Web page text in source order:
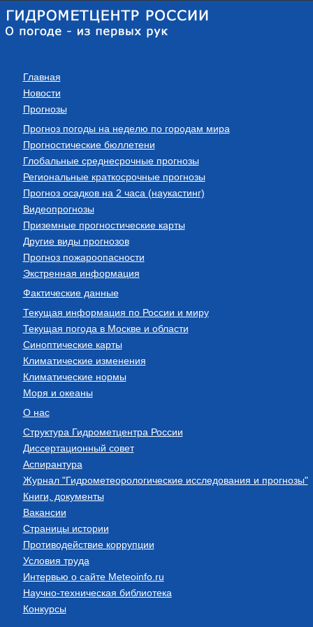
Главная
Новости
Прогнозы
Прогноз погоды на неделю по городам мира
Прогностические бюллетени
Глобальные среднесрочные прогнозы
Региональные краткосрочные прогнозы
Прогноз осадков на 2 часа (наукастинг)
Видеопрогнозы
Приземные прогностические карты
Другие виды прогнозов
Прогноз пожароопасности
Экстренная информация
Фактические данные
Текущая информация по России и миру
Текущая погода в Москве и области
Синоптические карты
Климатические изменения
Климатические нормы
Моря и океаны
О нас
Структура Гидрометцентра России
Диссертационный совет
Аспирантура
Журнал "Гидрометеорологические исследования и прогнозы"
Книги, документы
Вакансии
Страницы истории
Противодействие коррупции
Условия труда
Интервью о сайте Meteoinfo.ru
Научно-техническая библиотека
Конкурсы